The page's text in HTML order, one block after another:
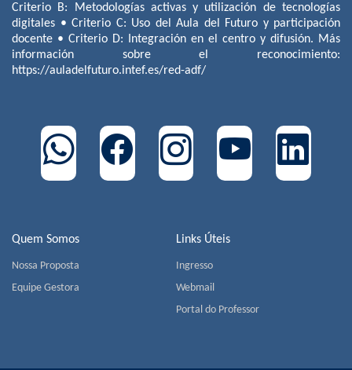
Quem Somos
Nossa Proposta
Equipe Gestora
Links Úteis
Ingresso
Webmail
Portal do Professor
Criterio B: Metodologías activas y utilización de tecnologías
digitales • Criterio C: Uso del Aula del Futuro y participación
docente • Criterio D: Integración en el centro y difusión. Más
información sobre el reconocimiento:
https://auladelfuturo.intef.es/red-adf/